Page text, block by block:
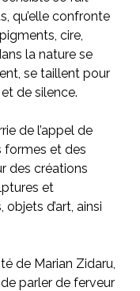
qu’elle confronte
cire,
la nature se
se taillent pour
de silence.
de l’appel de
formes et des
des créations
et
d’art, ainsi
de Marian Zidaru,
parler de ferveur